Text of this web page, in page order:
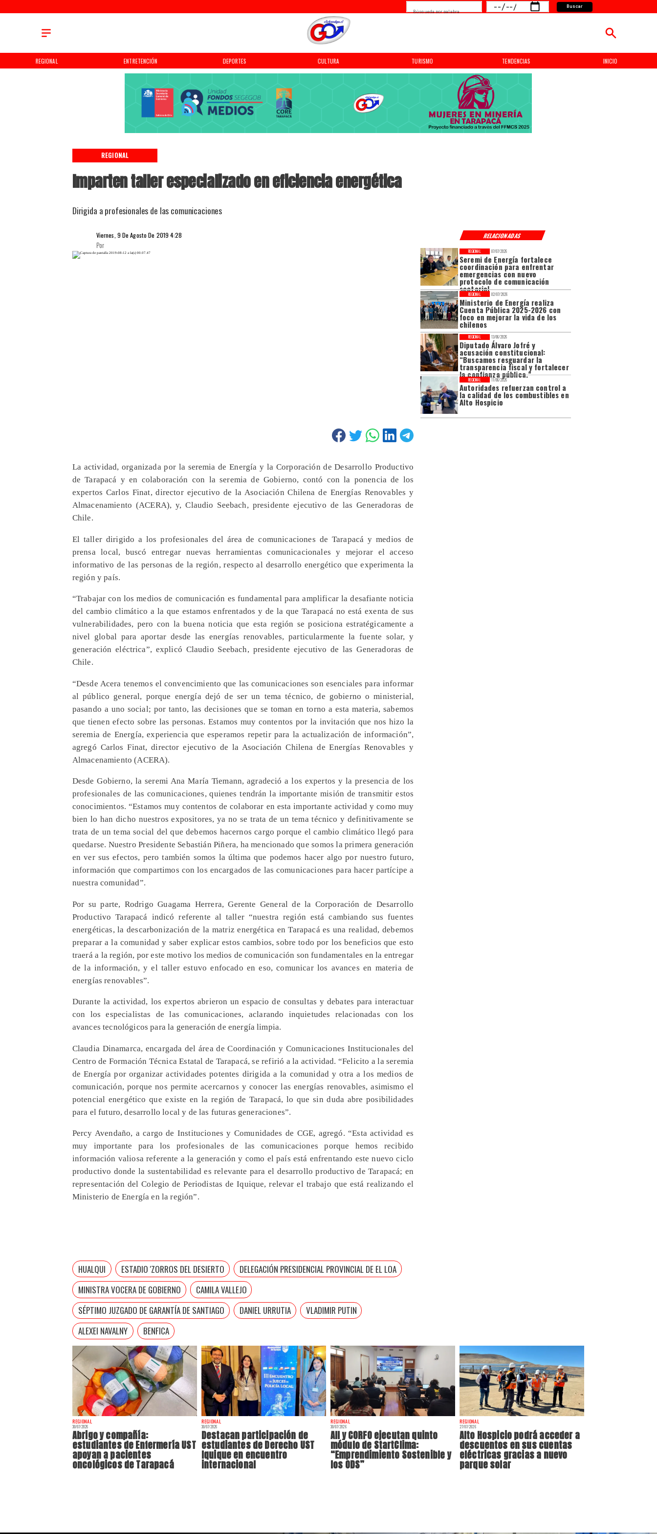
REGIONAL ENTRETENCIÓN DEPORTES CULTURA TURISMO TENDENCIAS INICIO
Buscar
Búsqueda por palabra
Imparten taller especializado en eficiencia energética
Dirigida a profesionales de las comunicaciones
REGIONAL
RELACIONADAS
Viernes, 9 De Agosto De 2019 4:28
Por
REGIONAL
30/07/2026
Abrigo y compañía:
estudiantes de Enfermería UST
apoyan a pacientes
oncológicos de Tarapacá
REGIONAL
30/07/2026
Destacan participación de
estudiantes de Derecho UST
Iquique en encuentro
internacional
REGIONAL
30/07/2026
AII y CORFO ejecutan quinto
módulo de StartClima:
“Emprendimiento Sostenible y
los ODS”
REGIONAL
27/07/2026
Alto Hospicio podrá acceder a
descuentos en sus cuentas
eléctricas gracias a nuevo
parque solar
07/07/2026
Seremi de Energía fortalece
coordinación para enfrentar
emergencias con nuevo
protocolo de comunicación
sectorial
REGIONAL
02/07/2026
Ministerio de Energía realiza
Cuenta Pública 2025-2026 con
foco en mejorar la vida de los
chilenos
REGIONAL
13/06/2026
Diputado Álvaro Jofré y
acusación constitucional:
“Buscamos resguardar la
transparencia fiscal y fortalecer
la confianza pública.”
REGIONAL
11/06/2026
Autoridades refuerzan control a
la calidad de los combustibles en
Alto Hospicio
REGIONAL
La actividad, organizada por la seremia de Energía y la Corporación de Desarrollo Productivo
de Tarapacá y en colaboración con la seremia de Gobierno, contó con la ponencia de los
expertos Carlos Finat, director ejecutivo de la Asociación Chilena de Energías Renovables y
Almacenamiento (ACERA), y, Claudio Seebach, presidente ejecutivo de las Generadoras de
Chile.
El taller dirigido a los profesionales del área de comunicaciones de Tarapacá y medios de
prensa local, buscó entregar nuevas herramientas comunicacionales y mejorar el acceso
informativo de las personas de la región, respecto al desarrollo energético que experimenta la
región y país.
“Trabajar con los medios de comunicación es fundamental para amplificar la desafiante noticia
del cambio climático a la que estamos enfrentados y de la que Tarapacá no está exenta de sus
vulnerabilidades, pero con la buena noticia que esta región se posiciona estratégicamente a
nivel global para aportar desde las energías renovables, particularmente la fuente solar, y
generación eléctrica”, explicó Claudio Seebach, presidente ejecutivo de las Generadoras de
Chile.
“Desde Acera tenemos el convencimiento que las comunicaciones son esenciales para informar
al público general, porque energía dejó de ser un tema técnico, de gobierno o ministerial,
pasando a uno social; por tanto, las decisiones que se toman en torno a esta materia, sabemos
que tienen efecto sobre las personas. Estamos muy contentos por la invitación que nos hizo la
seremia de Energía, experiencia que esperamos repetir para la actualización de información”,
agregó Carlos Finat, director ejecutivo de la Asociación Chilena de Energías Renovables y
Almacenamiento (ACERA).
Desde Gobierno, la seremi Ana María Tiemann, agradeció a los expertos y la presencia de los
profesionales de las comunicaciones, quienes tendrán la importante misión de transmitir estos
conocimientos. “Estamos muy contentos de colaborar en esta importante actividad y como muy
bien lo han dicho nuestros expositores, ya no se trata de un tema técnico y definitivamente se
trata de un tema social del que debemos hacernos cargo porque el cambio climático llegó para
quedarse. Nuestro Presidente Sebastián Piñera, ha mencionado que somos la primera generación
en ver sus efectos, pero también somos la última que podemos hacer algo por nuestro futuro,
información que compartimos con los encargados de las comunicaciones para hacer partícipe a
nuestra comunidad”.
Por su parte, Rodrigo Guagama Herrera, Gerente General de la Corporación de Desarrollo
Productivo Tarapacá indicó referente al taller “nuestra región está cambiando sus fuentes
energéticas, la descarbonización de la matriz energética en Tarapacá es una realidad, debemos
preparar a la comunidad y saber explicar estos cambios, sobre todo por los beneficios que esto
traerá a la región, por este motivo los medios de comunicación son fundamentales en la entregar
de la información, y el taller estuvo enfocado en eso, comunicar los avances en materia de
energías renovables”.
Durante la actividad, los expertos abrieron un espacio de consultas y debates para interactuar
con los especialistas de las comunicaciones, aclarando inquietudes relacionadas con los
avances tecnológicos para la generación de energía limpia.
Claudia Dinamarca, encargada del área de Coordinación y Comunicaciones Institucionales del
Centro de Formación Técnica Estatal de Tarapacá, se refirió a la actividad. “Felicito a la seremia
de Energía por organizar actividades potentes dirigida a la comunidad y otra a los medios de
comunicación, porque nos permite acercarnos y conocer las energías renovables, asimismo el
potencial energético que existe en la región de Tarapacá, lo que sin duda abre posibilidades
para el futuro, desarrollo local y de las futuras generaciones”.
Percy Avendaño, a cargo de Instituciones y Comunidades de CGE, agregó. “Esta actividad es
muy importante para los profesionales de las comunicaciones porque hemos recibido
información valiosa referente a la generación y como el país está enfrentando este nuevo ciclo
productivo donde la sustentabilidad es relevante para el desarrollo productivo de Tarapacá; en
representación del Colegio de Periodistas de Iquique, relevar el trabajo que está realizando el
Ministerio de Energía en la región”.
HUALQUI ESTADIO 'ZORROS DEL DESIERTO
DELEGACIÓN PRESIDENCIAL PROVINCIAL DE EL LOA
MINISTRA VOCERA DE GOBIERNO
CAMILA VALLEJO
SÉPTIMO JUZGADO DE GARANTÍA DE SANTIAGO
DANIEL URRUTIA
VLADIMIR PUTIN
ALEXEI NAVALNY
BENFICA